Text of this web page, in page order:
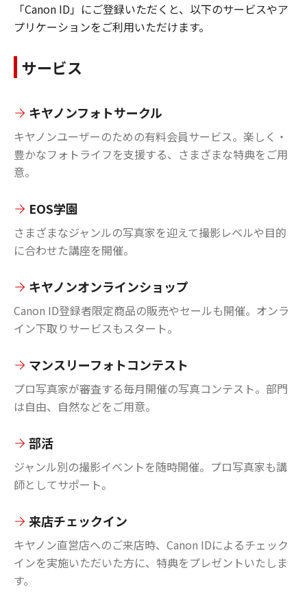
「Canon ID」にご登録いただくと、以下のサービスやア
プリケーションをご利用いただけます。
サービス
キヤノンフォトサークル
キヤノンユーザーのための有料会員サービス。楽しく・
豊かなフォトライフを支援する、さまざまな特典をご用
意。
EOS学園
さまざまなジャンルの写真家を迎えて撮影レベルや目的
に合わせた講座を開催。
キヤノンオンラインショップ
Canon ID登録者限定商品の販売やセールも開催。オンラ
イン下取りサービスもスタート。
マンスリーフォトコンテスト
プロ写真家が審査する毎月開催の写真コンテスト。部門
は自由、自然などをご用意。
部活
ジャンル別の撮影イベントを随時開催。プロ写真家も講
師としてサポート。
来店チェックイン
キヤノン直営店へのご来店時、Canon IDによるチェック
インを実施いただいた方に、特典をプレゼントいたしま
す。